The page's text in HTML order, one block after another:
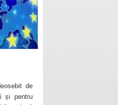
de
și pentru